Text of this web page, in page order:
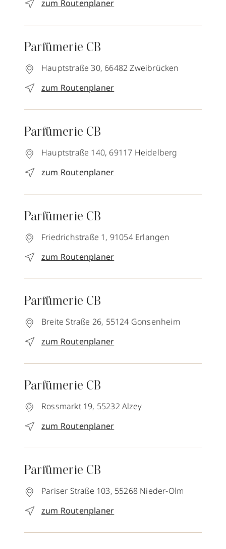
zum Routenplaner
Parfümerie CB
Hauptstraße 30, 66482 Zweibrücken
zum Routenplaner
Parfümerie CB
Hauptstraße 140, 69117 Heidelberg
zum Routenplaner
Parfümerie CB
Friedrichstraße 1, 91054 Erlangen
zum Routenplaner
Parfümerie CB
Breite Straße 26, 55124 Gonsenheim
zum Routenplaner
Parfümerie CB
Rossmarkt 19, 55232 Alzey
zum Routenplaner
Parfümerie CB
Pariser Straße 103, 55268 Nieder-Olm
zum Routenplaner